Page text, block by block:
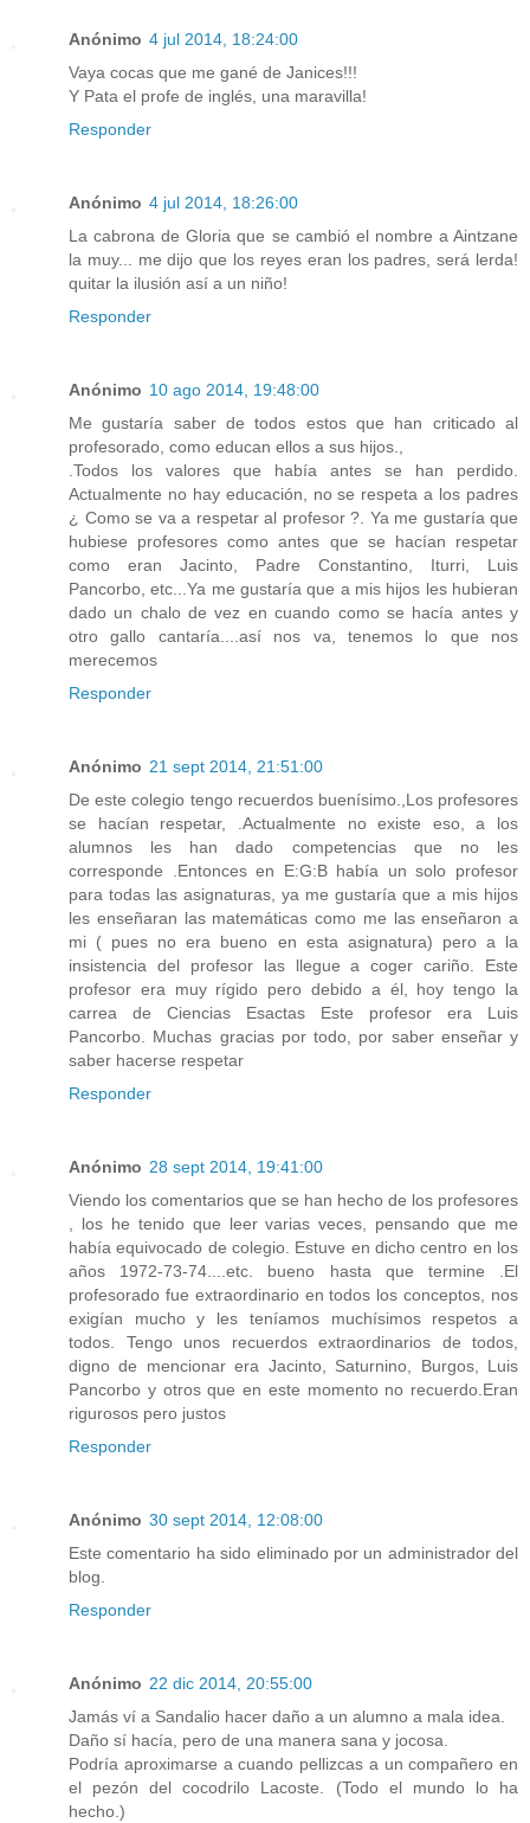
Anónimo 4 jul 2014, 18:24:00
Vaya cocas que me gané de Janices!!!
Y Pata el profe de inglés, una maravilla!
Responder
Anónimo 4 jul 2014, 18:26:00
La cabrona de Gloria que se cambió el nombre a Aintzane
la muy... me dijo que los reyes eran los padres, será lerda!
quitar la ilusión así a un niño!
Responder
Anónimo 10 ago 2014, 19:48:00
Me gustaría saber de todos estos que han criticado al
profesorado, como educan ellos a sus hijos.,
.Todos los valores que había antes se han perdido.
Actualmente no hay educación, no se respeta a los padres
¿ Como se va a respetar al profesor ?. Ya me gustaría que
hubiese profesores como antes que se hacían respetar
como eran Jacinto, Padre Constantino, Iturri, Luis
Pancorbo, etc...Ya me gustaría que a mis hijos les hubieran
dado un chalo de vez en cuando como se hacía antes y
otro gallo cantaría....así nos va, tenemos lo que nos
merecemos
Responder
Anónimo 21 sept 2014, 21:51:00
De este colegio tengo recuerdos buenísimo.,Los profesores
se hacían respetar, .Actualmente no existe eso, a los
alumnos les han dado competencias que no les
corresponde .Entonces en E:G:B había un solo profesor
para todas las asignaturas, ya me gustaría que a mis hijos
les enseñaran las matemáticas como me las enseñaron a
mi ( pues no era bueno en esta asignatura) pero a la
insistencia del profesor las llegue a coger cariño. Este
profesor era muy rígido pero debido a él, hoy tengo la
carrea de Ciencias Esactas Este profesor era Luis
Pancorbo. Muchas gracias por todo, por saber enseñar y
saber hacerse respetar
Responder
Anónimo 28 sept 2014, 19:41:00
Viendo los comentarios que se han hecho de los profesores
, los he tenido que leer varias veces, pensando que me
había equivocado de colegio. Estuve en dicho centro en los
años 1972-73-74....etc. bueno hasta que termine .El
profesorado fue extraordinario en todos los conceptos, nos
exigían mucho y les teníamos muchísimos respetos a
todos. Tengo unos recuerdos extraordinarios de todos,
digno de mencionar era Jacinto, Saturnino, Burgos, Luis
Pancorbo y otros que en este momento no recuerdo.Eran
rigurosos pero justos
Responder
Anónimo 30 sept 2014, 12:08:00
Este comentario ha sido eliminado por un administrador del
blog.
Responder
Anónimo 22 dic 2014, 20:55:00
Jamás ví a Sandalio hacer daño a un alumno a mala idea.
Daño sí hacía, pero de una manera sana y jocosa.
Podría aproximarse a cuando pellizcas a un compañero en
el pezón del cocodrilo Lacoste. (Todo el mundo lo ha
hecho.)